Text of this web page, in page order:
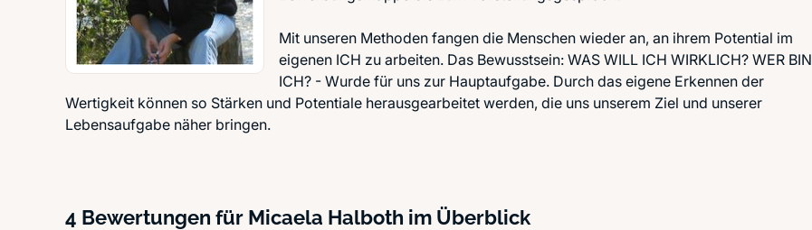
Mit unseren Methoden fangen die Menschen wieder an, an ihrem Potential im
eigenen ICH zu arbeiten. Das Bewusstsein: WAS WILL ICH WIRKLICH? WER BIN
ICH? - Wurde für uns zur Hauptaufgabe. Durch das eigene Erkennen der
Wertigkeit können so Stärken und Potentiale herausgearbeitet werden, die uns unserem Ziel und unserer
Lebensaufgabe näher bringen.
4 Bewertungen für Micaela Halboth im Überblick